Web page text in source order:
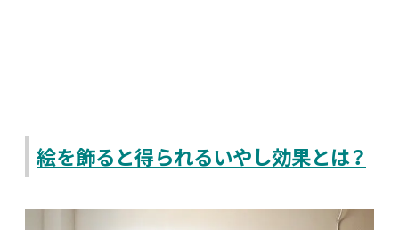
絵を飾ると得られるいやし効果とは？